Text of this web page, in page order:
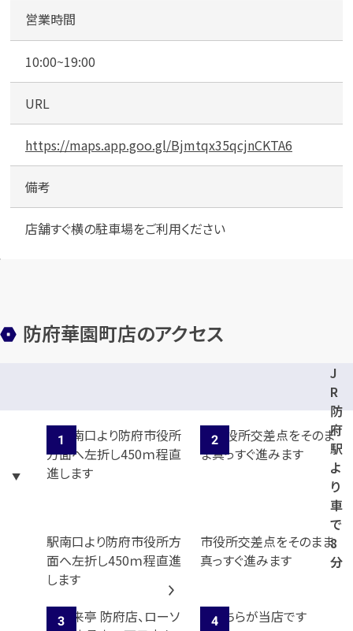
営業時間
10:00~19:00
URL
https://maps.app.goo.gl/Bjmtqx35qcjnCKTA6
備考
店舗すぐ横の駐車場をご利用ください
防府華園町店のアクセス
J
R
防
府
駅
よ
り
車
で
8
分
駅南口より防府市役所方
面へ左折し450ｍ程直進
します
市役所交差点をそのまま
真っすぐ進みます